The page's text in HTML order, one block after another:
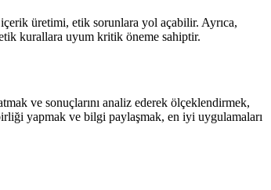
üretimi, etik sorunlara yol açabilir. Ayrıca,
kurallara uyum kritik öneme sahiptir.
ve sonuçlarını analiz ederek ölçeklendirmek,
yapmak ve bilgi paylaşmak, en iyi uygulamaları